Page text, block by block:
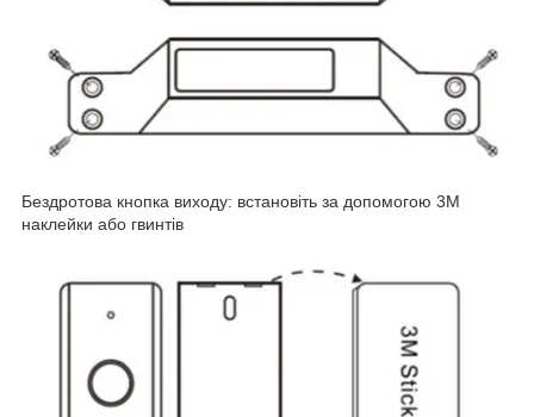
Бездротова кнопка виходу: встановіть за допомогою 3М
наклейки або гвинтів